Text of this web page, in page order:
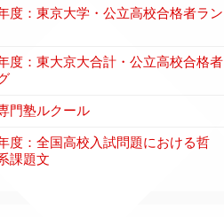
度：東京大学・公立高校合格者ラン
度：東大京大合計・公立高校合格者
門塾ルクール
度：全国高校入試問題における哲
課題文